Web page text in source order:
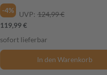
-4%
UVP: 124,99 €
119,99 €
sofort lieferbar
In den Warenkorb